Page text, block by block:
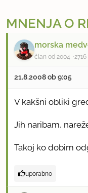
MNENJA O
morska
član od 2004
21.8.2008 ob 9:05
V kakšni obliki
Jih naribam,
Takoj ko dobim
uporabno